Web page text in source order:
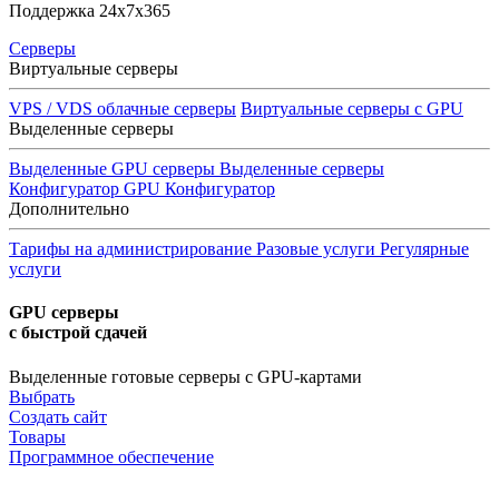
Поддержка 24x7x365
Серверы
Виртуальные серверы
VPS / VDS облачные серверы Виртуальные серверы с GPU
Выделенные серверы
Выделенные GPU серверы Выделенные серверы
Конфигуратор GPU Конфигуратор
Дополнительно
Тарифы на администрирование Разовые услуги Регулярные
услуги
GPU серверы
с быстрой сдачей
Выделенные готовые серверы с GPU-картами
Выбрать
Создать сайт
Товары
Программное обеспечение